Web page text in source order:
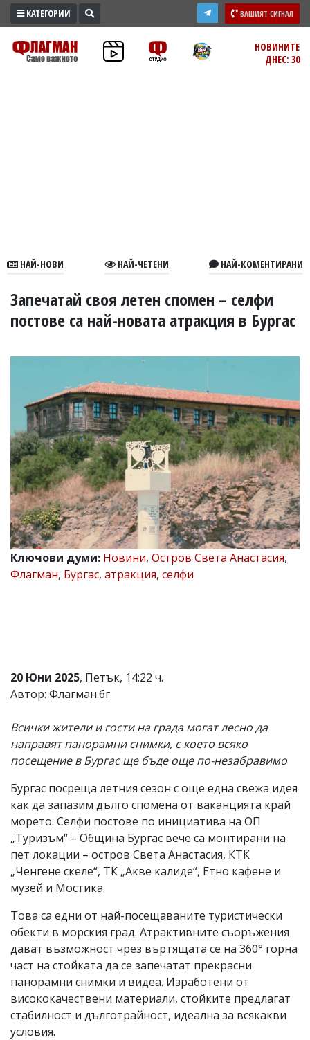
ПРОМО
ЗОНА
В
УКРАЙНА
РАЗСЛЕДВАНЕ
Управители:
Веселин
Василев,
email:
v.vasilev@flagman.bg
Катя
Касабова,
еmail:k.kassabova@flagman.bg
Главен
редактор:
Иван
се
въвеждат
от
редакцията
не
носи
за
тях!
Ако
откриете
обиден
за
вас
коментар,
моля
сигнализирайте
ни!
КАТЕГОРИИ ВАШИЯТ СИГНАЛ
НОВИНИТЕ
ДНЕС: 30
НАЙ-НОВИ НАЙ-ЧЕТЕНИ НАЙ-КОМЕНТИРАНИ
Запечатай своя летен спомен – селфи
постове са най-новата атракция в Бургас
Ключови думи: Новини, Остров Света Анастасия,
Флагман, Бургас, атракция, селфи
20 Юни 2025, Петък, 14:22 ч.
Автор: Флагман.бг
Всички жители и гости на града могат лесно да
направят панорамни снимки, с което всяко
посещение в Бургас ще бъде още по-незабравимо
Бургас посреща летния сезон с още една свежа идея
как да запазим дълго спомена от ваканцията край
морето. Селфи постове по инициатива на ОП
„Туризъм“ – Община Бургас вече са монтирани на
пет локации – остров Света Анастасия, КТК
„Ченгене скеле“, ТК „Акве калиде“, Етно кафене и
музей и Мостика.
Това са едни от най-посещаваните туристически
обекти в морския град. Атрактивните съоръжения
дават възможност чрез въртящата се на 360° горна
част на стойката да се запечатат прекрасни
панорамни снимки и видеа. Изработени от
висококачествени материали, стойките предлагат
стабилност и дълготрайност, идеална за всякакви
условия.